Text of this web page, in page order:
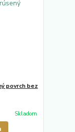
povrch bez
Skladom